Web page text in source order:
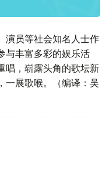
演员等社会知名人士作
与丰富多彩的娱乐活
唱，崭露头角的歌坛新
一展歌喉。（编译：吴